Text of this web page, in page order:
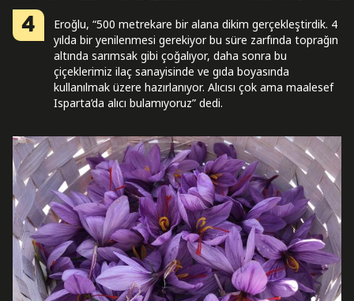
4
Eroğlu, “500 metrekare bir alana dikim gerçekleştirdik. 4
yılda bir yenilenmesi gerekiyor bu süre zarfında toprağın
altında sarımsak gibi çoğalıyor, daha sonra bu
çiçeklerimiz ilaç sanayisinde ve gıda boyasında
kullanılmak üzere hazırlanıyor. Alıcısı çok ama maalesef
Isparta’da alıcı bulamıyoruz” dedi.